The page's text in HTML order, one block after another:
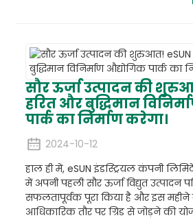
सौर ऊर्जा उत्पादन की
हरित और बुद्धिमान
पार्क का निर्माण करेगा।
2024-10-12
हाल ही में, eSUN इंडस्ट्रियल कंपनी
में अपनी पहली सौर ऊर्जा विद्युत उत्पादन
सफलतापूर्वक पूरा किया है और इस
आधिकारिक तौर पर ग्रिड से जोड़ने की